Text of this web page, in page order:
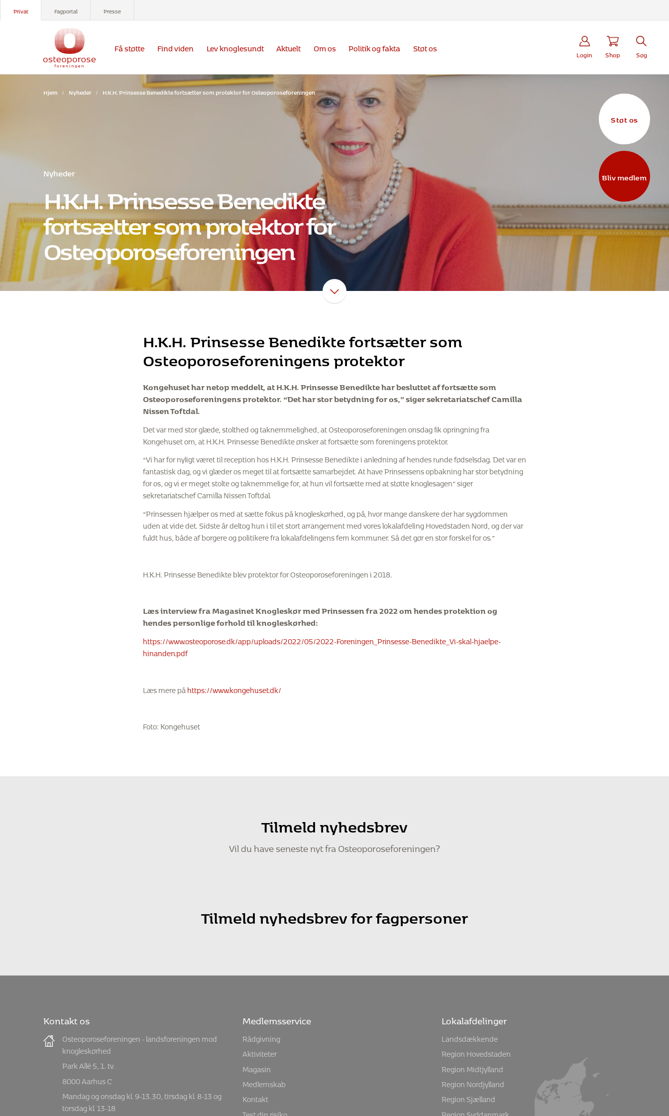
Privat Fagportal Presse
Støt os
Bliv medlem
Få støtte Find viden Lev knoglesundt Aktuelt Om os Politik og fakta Støt os Login Shop Søg
Hjem / Nyheder / H.K.H. Prinsesse Benedikte fortsætter som protektor for Osteoporoseforeningen
Nyheder
H.K.H. Prinsesse Benedikte
fortsætter som protektor for
Osteoporoseforeningen
H.K.H. Prinsesse Benedikte fortsætter som
Osteoporoseforeningens protektor
Kongehuset har netop meddelt, atH.K.H. Prinsesse Benediktehar besluttet af fortsætte som
Osteoporoseforeningens protektor. “Det har stor betydning for os,” siger sekretariatschef Camilla
Nissen Toftdal.
Det var med stor glæde, stolthed og taknemmelighed, at Osteoporoseforeningen onsdag fik opringning fra
Kongehuset om, at H.K.H. Prinsesse Benedikte ønsker at fortsætte som foreningens protektor.
“Vi har for nyligt været til reception hos H.K.H. Prinsesse Benedikte i anledning af hendes runde fødselsdag. Det var en
fantastisk dag, og vi glæder os meget til at fortsætte samarbejdet. At have Prinsessens opbakning har stor betydning
for os, og vi er meget stolte og taknemmelige for, at hun vil fortsætte med at støtte knoglesagen” siger
sekretariatschef Camilla Nissen Toftdal.
“Prinsessen hjælper os med at sætte fokus på knogleskørhed, og på, hvor mange danskere der har sygdommen
uden at vide det. Sidste år deltog hun i til et stort arrangement med vores lokalafdeling Hovedstaden Nord, og der var
fuldt hus, både af borgere og politikere fra lokalafdelingens fem kommuner. Så det gør en stor forskel for os.”
H.K.H. Prinsesse Benedikte blev protektor for Osteoporoseforeningen i 2018.
Læs interview fra Magasinet Knogleskør med Prinsessen fra 2022 om hendes protektion og
hendes personlige forhold til knogleskørhed:
https://www.osteoporose.dk/app/uploads/2022/05/2022-Foreningen_Prinsesse-Benedikte_Vi-skal-hjaelpe-
hinanden.pdf
Læs mere påhttps://www.kongehuset.dk/
Foto: Kongehuset
Tilmeld nyhedsbrev
Vil du have seneste nyt fra Osteoporoseforeningen?
Tilmeld nyhedsbrev for fagpersoner
Kontakt os
Osteoporoseforeningen - landsforeningen mod
knogleskørhed
Park Allé 5, 1. tv.
8000 Aarhus C
Mandag og onsdag kl. 9-13.30, tirsdag kl. 8-13 og
torsdag kl. 13-18
Medlemsservice
Rådgivning
Aktiviteter
Magasin
Medlemskab
Kontakt
Test din risiko
Lokalafdelinger
Landsdækkende
Region Hovedstaden
Region Midtjylland
Region Nordjylland
Region Sjælland
Region Syddanmark